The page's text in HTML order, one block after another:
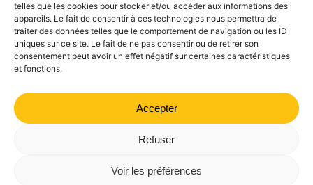
telles que les cookies pour stocker et/ou accéder aux informations des
appareils. Le fait de consentir à ces technologies nous permettra de
traiter des données telles que le comportement de navigation ou les ID
uniques sur ce site. Le fait de ne pas consentir ou de retirer son
consentement peut avoir un effet négatif sur certaines caractéristiques
et fonctions.
Accepter
Refuser
Voir les préférences
Enfant confié au service de l'aide à l'enfance :
comment récupérer vos ARS ?
Caisse des dépôts et consignations (CDC)
© Direction de l'information légale et administrative
comarquage developpé par
21 40 70